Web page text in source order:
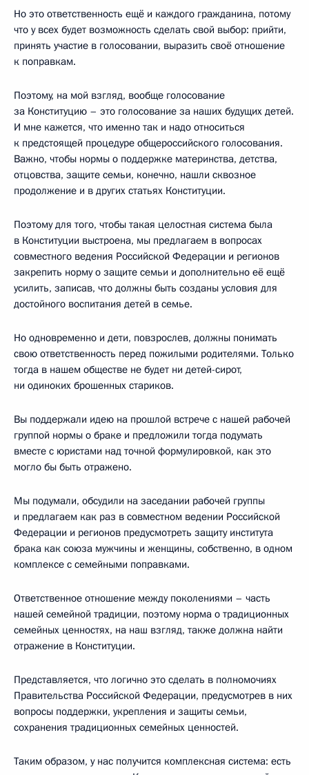
Но это ответственность ещё и каждого гражданина, потому
что у всех будет возможность сделать свой выбор: прийти,
принять участие в голосовании, выразить своё отношение
к поправкам.
Поэтому, на мой взгляд, вообще голосование
за Конституцию – это голосование за наших будущих детей.
И мне кажется, что именно так и надо относиться
к предстоящей процедуре общероссийского голосования.
Важно, чтобы нормы о поддержке материнства, детства,
отцовства, защите семьи, конечно, нашли сквозное
продолжение и в других статьях Конституции.
Поэтому для того, чтобы такая целостная система была
в Конституции выстроена, мы предлагаем в вопросах
совместного ведения Российской Федерации и регионов
закрепить норму о защите семьи и дополнительно её ещё
усилить, записав, что должны быть созданы условия для
достойного воспитания детей в семье.
Но одновременно и дети, повзрослев, должны понимать
свою ответственность перед пожилыми родителями. Только
тогда в нашем обществе не будет ни детей-сирот,
ни одиноких брошенных стариков.
Вы поддержали идею на прошлой встрече с нашей рабочей
группой нормы о браке и предложили тогда подумать
вместе с юристами над точной формулировкой, как это
могло бы быть отражено.
Мы подумали, обсудили на заседании рабочей группы
и предлагаем как раз в совместном ведении Российской
Федерации и регионов предусмотреть защиту института
брака как союза мужчины и женщины, собственно, в одном
комплексе с семейными поправками.
Ответственное отношение между поколениями – часть
нашей семейной традиции, поэтому норма о традиционных
семейных ценностях, на наш взгляд, также должна найти
отражение в Конституции.
Представляется, что логично это сделать в полномочиях
Правительства Российской Федерации, предусмотрев в них
вопросы поддержки, укрепления и защиты семьи,
сохранения традиционных семейных ценностей.
Таким образом, у нас получится комплексная система: есть